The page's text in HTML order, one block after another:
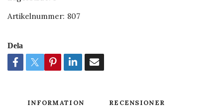
Artikelnummer: 807
Dela
INFORMATION RECENSIONER